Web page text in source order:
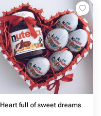
Heart full of sweet dreams